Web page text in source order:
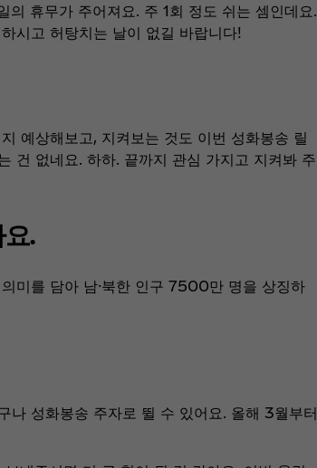
휴무가 주어져요. 주 1회 정도 쉬는 셈인데요.
시고 허탕치는 날이 없길 바랍니다!
예상해보고, 지켜보는 것도 이번 성화봉송 릴
건 없네요. 하하. 끝까지 관심 가지고 지켜봐 주
.
미를 담아 남·북한 인구 7500만 명을 상징하
나 성화봉송 주자로 뛸 수 있어요. 올해 3월부터